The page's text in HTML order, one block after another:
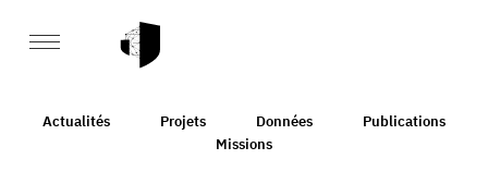
Actualités Projets Données
Publications
Missions